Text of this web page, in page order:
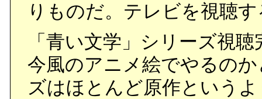
りものだ。テレビを視聴
「青い文学」シリーズ視
今風のアニメ絵でやるの
ズはほとんど原作という